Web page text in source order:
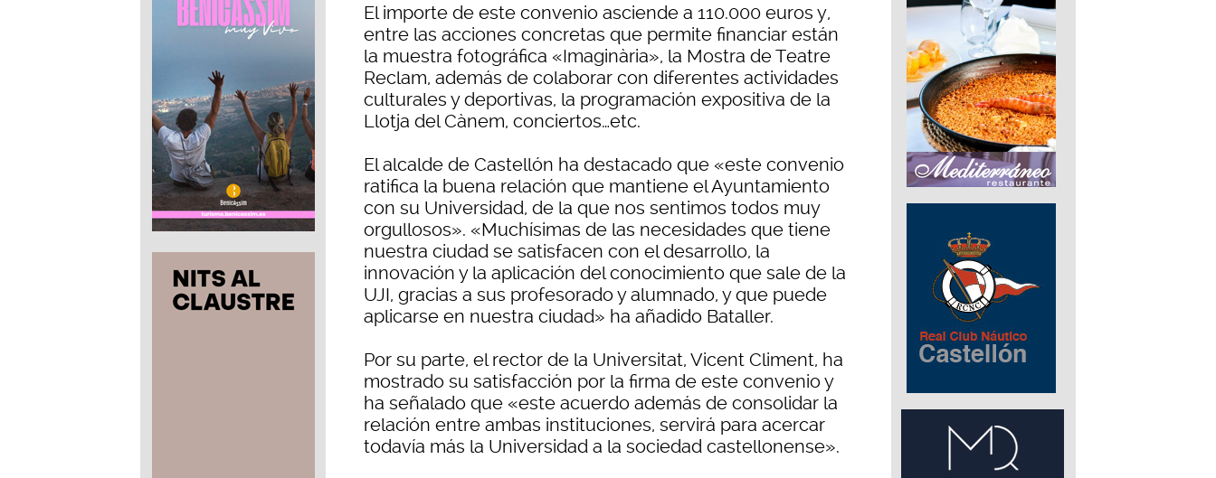
El importe de este convenio asciende a 110.000 euros y,
entre las acciones concretas que permite financiar están
la muestra fotográfica «Imaginària», la Mostra de Teatre
Reclam, además de colaborar con diferentes actividades
culturales y deportivas, la programación expositiva de la
Llotja del Cànem, conciertos…etc.
El alcalde de Castellón ha destacado que «este convenio
ratifica la buena relación que mantiene el Ayuntamiento
con su Universidad, de la que nos sentimos todos muy
orgullosos». «Muchísimas de las necesidades que tiene
nuestra ciudad se satisfacen con el desarrollo, la
innovación y la aplicación del conocimiento que sale de la
UJI, gracias a sus profesorado y alumnado, y que puede
aplicarse en nuestra ciudad» ha añadido Bataller.
Por su parte, el rector de la Universitat, Vicent Climent, ha
mostrado su satisfacción por la firma de este convenio y
ha señalado que «este acuerdo además de consolidar la
relación entre ambas instituciones, servirá para acercar
todavía más la Universidad a la sociedad castellonense».